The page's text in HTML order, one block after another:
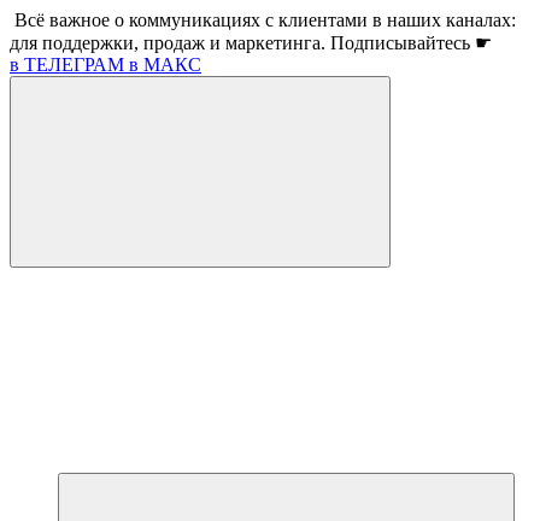
Всё важное о коммуникациях с клиентами в наших каналах:
для поддержки, продаж и маркетинга. Подписывайтесь ☛
в ТЕЛЕГРАМ в МАКС